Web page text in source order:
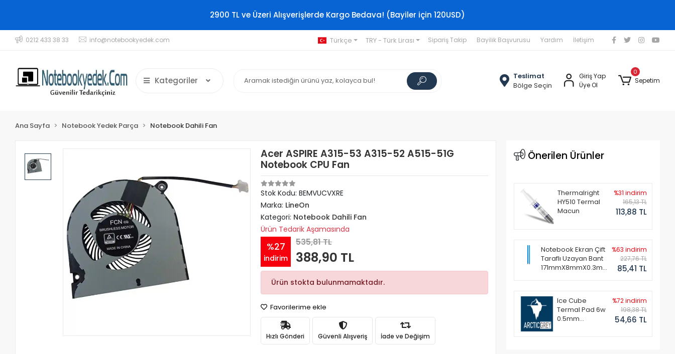
2900 TL ve Üzeri Alışverişlerde Kargo Bedava! (Bayiler için 120USD)
0212 433 38 33 info@notebookyedek.com Türkçe TRY - Türk Lirası Sipariş Takip Bayilik Başvurusu Yardım İletişim
Kategoriler
Teslimat
Bölge Seçin
Giriş Yap
Üye Ol
0
Sepetim
Ana Sayfa Notebook Yedek Parça Notebook Dahili Fan
Acer ASPIRE A315-53 A315-52 A515-51G
Notebook CPU Fan
Stok Kodu: BEMVUCVXRE
Marka: LineOn
Kategori: Notebook Dahili Fan
Ürün Tedarik Aşamasında
%27
indirim
535,81 TL
388,90 TL
Ürün stokta bulunmamaktadır.
Favorilerime ekle
Hızlı Gönderi Güvenli Alışveriş İade ve Değişim
Önerilen Ürünler
Thermalright
HY510 Termal
Macun
%31 indirim
165,13 TL
113,88 TL
Notebook Ekran Çift
Taraflı Uzayan Bant
171mmX8mmX0.3mm
%63 indirim
227,76 TL
85,41 TL
Ice Cube
Termal Pad 6w
0.5mm
%72 indirim
198,38 TL
54,66 TL